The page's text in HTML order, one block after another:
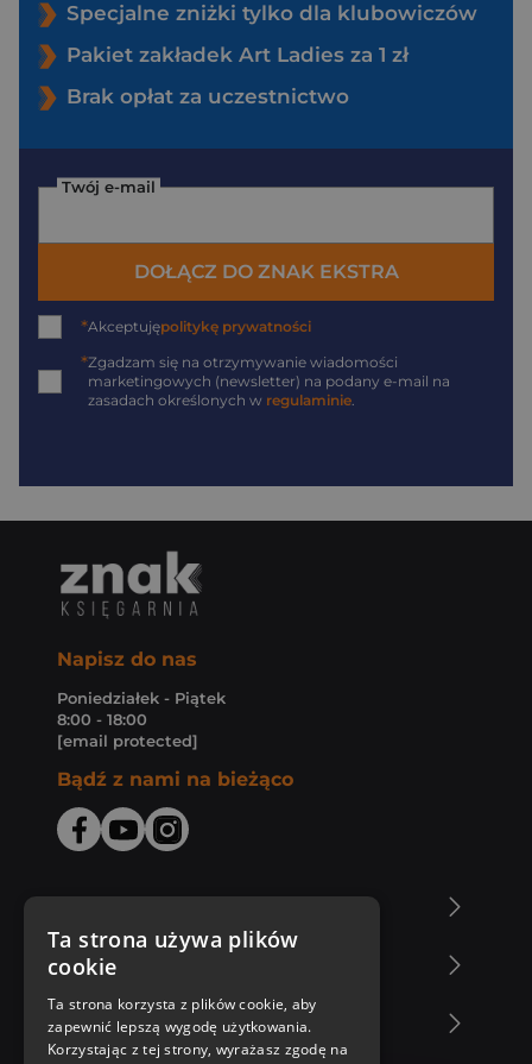
Specjalne zniżki tylko dla klubowiczów
Pakiet zakładek Art Ladies za 1 zł
Brak opłat za uczestnictwo
Twój e-mail
DOŁĄCZ DO ZNAK EKSTRA
*Akceptujępolitykę prywatności
*Zgadzam się na otrzymywanie wiadomości
marketingowych (newsletter) na podany e-mail na
zasadach określonych w regulaminie.
Napisz do nas
Poniedziałek - Piątek
8:00 - 18:00
[email protected]
Bądź z nami na bieżąco
Zakupy u nas
Nasza oferta
Ta strona używa plików
cookie
Ta strona korzysta z plików cookie, aby
zapewnić lepszą wygodę użytkowania.
Korzystając z tej strony, wyrażasz zgodę na